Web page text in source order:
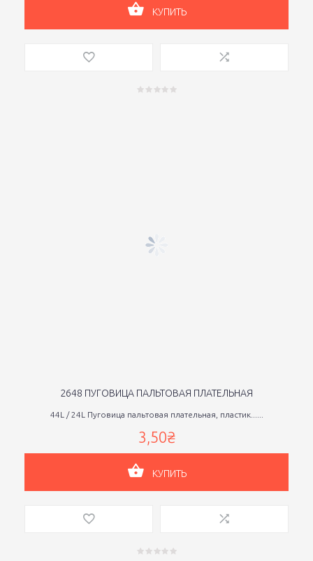
КУПИТЬ
2648 ПУГОВИЦА ПАЛЬТОВАЯ ПЛАТЕЛЬНАЯ
44L / 24L Пуговица пальтовая плательная, пластик......
3,50₴
КУПИТЬ